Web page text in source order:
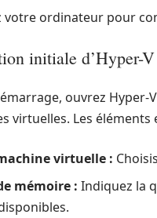
votre ordinateur pour
initiale d’Hyper-
ouvrez
virtuelles. Les
virtuelle :
mémoire : Indiquez la